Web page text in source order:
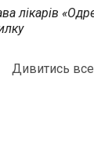
лікарів
Дивитись все